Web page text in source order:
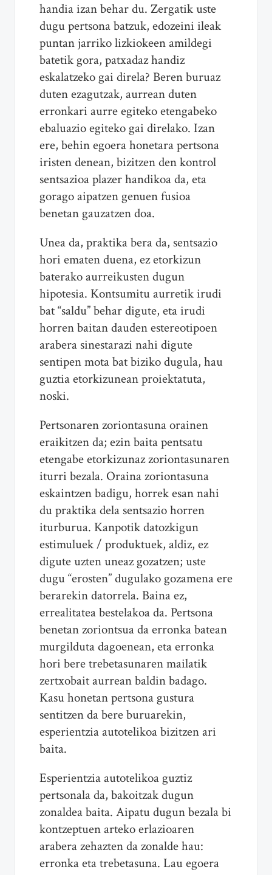
handia izan behar du. Zergatik uste
dugu pertsona batzuk, edozeini ileak
puntan jarriko lizkiokeen amildegi
batetik gora, patxadaz handiz
eskalatzeko gai direla? Beren buruaz
duten ezagutzak, aurrean duten
erronkari aurre egiteko etengabeko
ebaluazio egiteko gai direlako. Izan
ere, behin egoera honetara pertsona
iristen denean, bizitzen den kontrol
sentsazioa plazer handikoa da, eta
gorago aipatzen genuen fusioa
benetan gauzatzen doa.
Unea da, praktika bera da, sentsazio
hori ematen duena, ez etorkizun
baterako aurreikusten dugun
hipotesia. Kontsumitu aurretik irudi
bat “saldu” behar digute, eta irudi
horren baitan dauden estereotipoen
arabera sinestarazi nahi digute
sentipen mota bat biziko dugula, hau
guztia etorkizunean proiektatuta,
noski.
Pertsonaren zoriontasuna orainen
eraikitzen da; ezin baita pentsatu
etengabe etorkizunaz zoriontasunaren
iturri bezala. Oraina zoriontasuna
eskaintzen badigu, horrek esan nahi
du praktika dela sentsazio horren
iturburua. Kanpotik datozkigun
estimuluek / produktuek, aldiz, ez
digute uzten uneaz gozatzen; uste
dugu “erosten” dugulako gozamena ere
berarekin datorrela. Baina ez,
errealitatea bestelakoa da. Pertsona
benetan zoriontsua da erronka batean
murgilduta dagoenean, eta erronka
hori bere trebetasunaren mailatik
zertxobait aurrean baldin badago.
Kasu honetan pertsona gustura
sentitzen da bere buruarekin,
esperientzia autotelikoa bizitzen ari
baita.
Esperientzia autotelikoa guztiz
pertsonala da, bakoitzak dugun
zonaldea baita. Aipatu dugun bezala bi
kontzeptuen arteko erlazioaren
arabera zehazten da zonalde hau:
erronka eta trebetasuna. Lau egoera